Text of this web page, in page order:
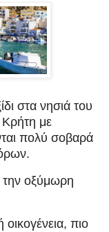
στα νησιά του
με
πολύ σοβαρά
οξύμωρη
οικογένεια, πιο